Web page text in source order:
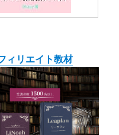
ィリエイト教材